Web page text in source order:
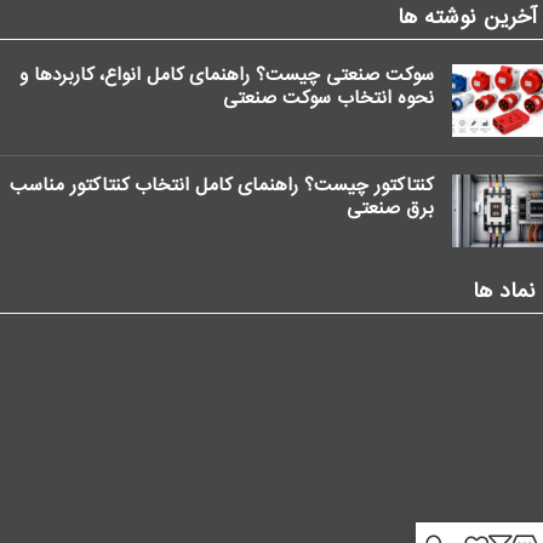
آخرین نوشته ها
سوکت صنعتی چیست؟ راهنمای کامل انواع، کاربردها و
نحوه انتخاب سوکت صنعتی
کنتاکتور چیست؟ راهنمای کامل انتخاب کنتاکتور مناسب
برق صنعتی
نماد ها